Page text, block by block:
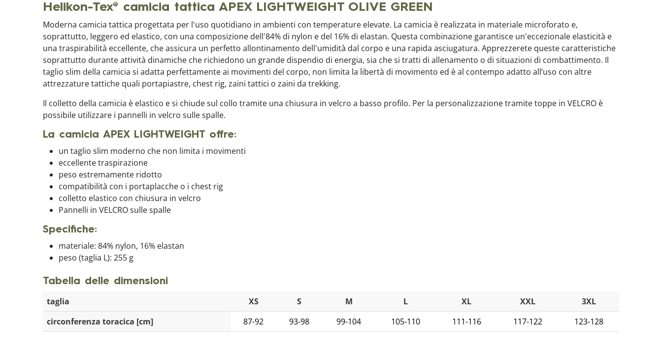
Helikon-Tex® camicia tattica APEX LIGHTWEIGHT OLIVE GREEN
Moderna camicia tattica progettata per l'uso quotidiano in ambienti con temperature elevate. La camicia è realizzata in materiale microforato e,
soprattutto, leggero ed elastico, con una composizione dell'84% di nylon e del 16% di elastan. Questa combinazione garantisce un'eccezionale elasticità e
una traspirabilità eccellente, che assicura un perfetto allontinamento dell'umidità dal corpo e una rapida asciugatura. Apprezzerete queste caratteristiche
soprattutto durante attività dinamiche che richiedono un grande dispendio di energia, sia che si tratti di allenamento o di situazioni di combattimento. Il
taglio slim della camicia si adatta perfettamente ai movimenti del corpo, non limita la libertà di movimento ed è al contempo adatto all’uso con altre
attrezzature tattiche quali portapiastre, chest rig, zaini tattici o zaini da trekking.
Il colletto della camicia è elastico e si chiude sul collo tramite una chiusura in velcro a basso profilo. Per la personalizzazione tramite toppe in VELCRO è
possibile utilizzare i pannelli in velcro sulle spalle.
La camicia APEX LIGHTWEIGHT offre:
un taglio slim moderno che non limita i movimenti
eccellente traspirazione
peso estremamente ridotto
compatibilità con i portaplacche o i chest rig
colletto elastico con chiusura in velcro
Pannelli in VELCRO sulle spalle
Specifiche:
materiale: 84% nylon, 16% elastan
peso (taglia L): 255 g
Tabella delle dimensioni
taglia XS S M L XL XXL
3XL
circonferenza toracica [cm]
87-92 93-98 99-104 105-110 111-116 117-122 123-128